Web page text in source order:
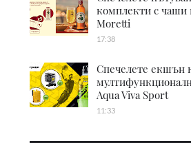
комплекти с чаши
Moretti
17:38
Спечелете екшън
Aqua Viva Sport
11:33